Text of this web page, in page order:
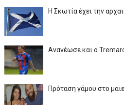
Η Σκωτία έχει την
Ανανέωσε και ο
Πρόταση γάμου στο